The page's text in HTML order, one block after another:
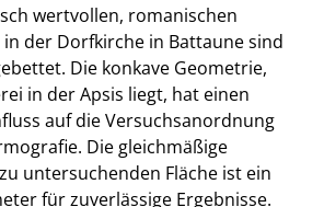
wertvollen, romanischen
der Dorfkirche in Battaune sind
Die konkave Geometrie,
in der Apsis liegt, hat einen
auf die Versuchsanordnung
Die gleichmäßige
untersuchenden Fläche ist ein
für zuverlässige Ergebnisse.